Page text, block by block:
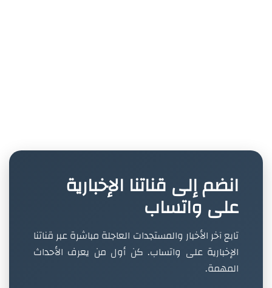
انضم إلى قناتنا الإخبارية
على واتساب
تابع آخر الأخبار والمستجدات العاجلة مباشرة عبر قناتنا
الإخبارية على واتساب. كن أول من يعرف الأحداث
المهمة.